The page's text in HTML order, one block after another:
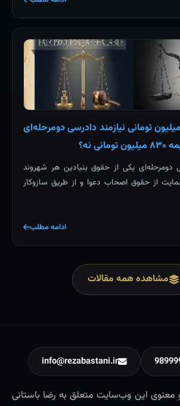
یک دعوای ۵۱ میلیون تومانی نیازمند دادرسی دومرحله‌ای
نه؟
دومرحله‌ای یکی از حقوق بنیادین هر شهروند
از حقوق اصحاب دعوا و از طریق سازوکار
ادامه مطلب
مشاهده همه مقالات
info@rezabastani.ir
این وب‌سایت متعلق به رضا باستانی